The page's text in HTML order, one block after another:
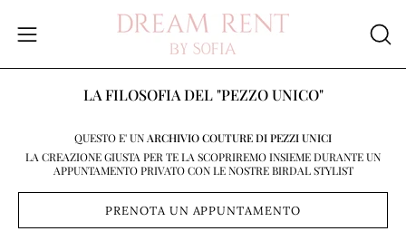
Apri
menu
LA
LA FILOSOFIA DEL "PEZZO UNICO"
QUESTO E' UNARCHIVIO COUTURE DI PEZZI UNICI
LA CREAZIONE GIUSTA PER TE LA SCOPRIREMO INSIEME DURANTE UN
APPUNTAMENTO PRIVATO CON LE NOSTRE BIRDAL STYLIST
PRENOTA UN APPUNTAMENTO